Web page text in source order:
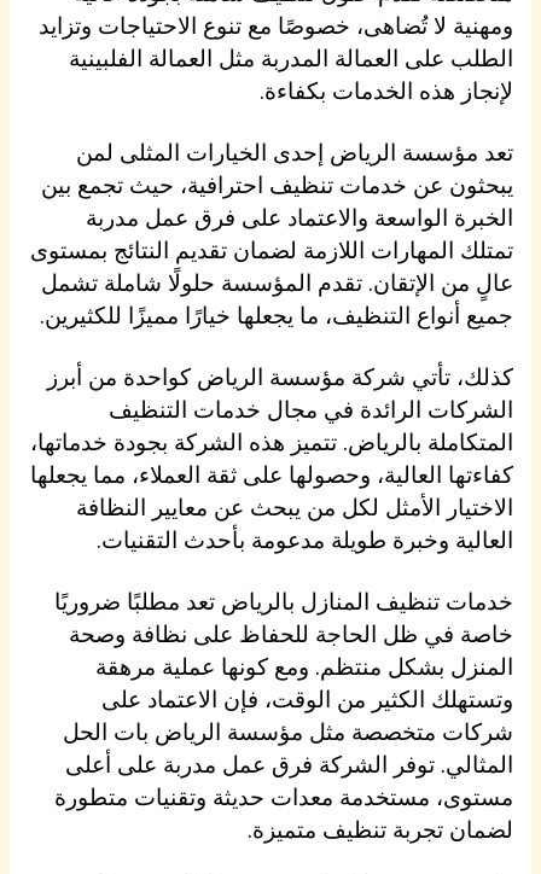
ومهنية لا تُضاهى، خصوصًا مع تنوع الاحتياجات وتزايد
الطلب على العمالة المدربة مثل العمالة الفلبينية
لإنجاز هذه الخدمات بكفاءة.
تعد مؤسسة الرياض إحدى الخيارات المثلى لمن
يبحثون عن خدمات تنظيف احترافية، حيث تجمع بين
الخبرة الواسعة والاعتماد على فرق عمل مدربة
تمتلك المهارات اللازمة لضمان تقديم النتائج بمستوى
عالٍ من الإتقان. تقدم المؤسسة حلولًا شاملة تشمل
جميع أنواع التنظيف، ما يجعلها خيارًا مميزًا للكثيرين.
كذلك، تأتي شركة مؤسسة الرياض كواحدة من أبرز
الشركات الرائدة في مجال خدمات التنظيف
المتكاملة بالرياض. تتميز هذه الشركة بجودة خدماتها،
كفاءتها العالية، وحصولها على ثقة العملاء، مما يجعلها
الاختيار الأمثل لكل من يبحث عن معايير النظافة
العالية وخبرة طويلة مدعومة بأحدث التقنيات.
خدمات تنظيف المنازل بالرياض تعد مطلبًا ضروريًا
خاصة في ظل الحاجة للحفاظ على نظافة وصحة
المنزل بشكل منتظم. ومع كونها عملية مرهقة
وتستهلك الكثير من الوقت، فإن الاعتماد على
شركات متخصصة مثل مؤسسة الرياض بات الحل
المثالي. توفر الشركة فرق عمل مدربة على أعلى
مستوى، مستخدمة معدات حديثة وتقنيات متطورة
لضمان تجربة تنظيف متميزة.